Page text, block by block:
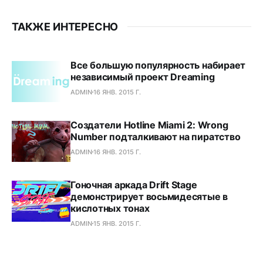
ТАКЖЕ ИНТЕРЕСНО
Все большую популярность набирает
независимый проект Dreaming
ADMIN16 ЯНВ. 2015 Г.
Создатели Hotline Miami 2: Wrong
Number подталкивают на пиратство
ADMIN16 ЯНВ. 2015 Г.
Гоночная аркада Drift Stage
демонстрирует восьмидесятые в
кислотных тонах
ADMIN15 ЯНВ. 2015 Г.